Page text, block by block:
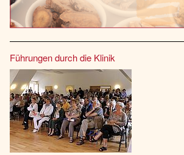
Führungen durch die Klinik